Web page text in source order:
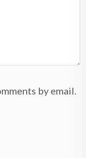
by email.